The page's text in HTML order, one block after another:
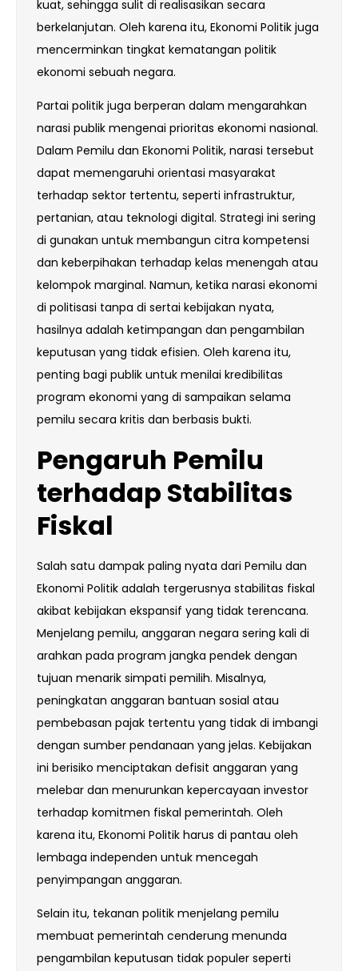
kuat, sehingga sulit di realisasikan secara
berkelanjutan. Oleh karena itu, Ekonomi Politik juga
mencerminkan tingkat kematangan politik
ekonomi sebuah negara.
Partai politik juga berperan dalam mengarahkan
narasi publik mengenai prioritas ekonomi nasional.
Dalam Pemilu dan Ekonomi Politik, narasi tersebut
dapat memengaruhi orientasi masyarakat
terhadap sektor tertentu, seperti infrastruktur,
pertanian, atau teknologi digital. Strategi ini sering
di gunakan untuk membangun citra kompetensi
dan keberpihakan terhadap kelas menengah atau
kelompok marginal. Namun, ketika narasi ekonomi
di politisasi tanpa di sertai kebijakan nyata,
hasilnya adalah ketimpangan dan pengambilan
keputusan yang tidak efisien. Oleh karena itu,
penting bagi publik untuk menilai kredibilitas
program ekonomi yang di sampaikan selama
pemilu secara kritis dan berbasis bukti.
Pengaruh Pemilu
terhadap Stabilitas
Fiskal
Salah satu dampak paling nyata dari Pemilu dan
Ekonomi Politik adalah tergerusnya stabilitas fiskal
akibat kebijakan ekspansif yang tidak terencana.
Menjelang pemilu, anggaran negara sering kali di
arahkan pada program jangka pendek dengan
tujuan menarik simpati pemilih. Misalnya,
peningkatan anggaran bantuan sosial atau
pembebasan pajak tertentu yang tidak di imbangi
dengan sumber pendanaan yang jelas. Kebijakan
ini berisiko menciptakan defisit anggaran yang
melebar dan menurunkan kepercayaan investor
terhadap komitmen fiskal pemerintah. Oleh
karena itu, Ekonomi Politik harus di pantau oleh
lembaga independen untuk mencegah
penyimpangan anggaran.
Selain itu, tekanan politik menjelang pemilu
membuat pemerintah cenderung menunda
pengambilan keputusan tidak populer seperti